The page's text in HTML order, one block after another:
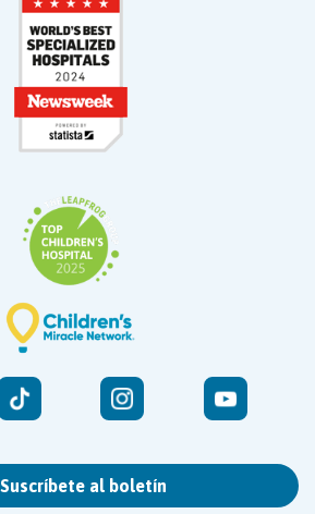
Suscríbete al boletín